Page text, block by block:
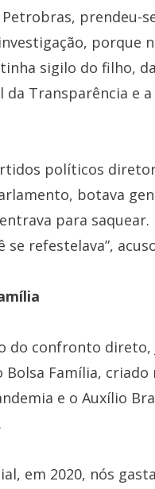
Petrobras, prendeu-
porque
sigilo do filho,
da Transparência e
políticos
botava
para
refestelava”,
do confronto direto,
Família, criado
e o Auxílio
em 2020, nós